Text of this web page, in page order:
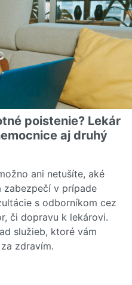
poistenie? Lekár
aj druhý
ani netušíte, aké
zabezpečí v prípade
s odborníkom cez
či dopravu k lekárovi.
služieb, ktoré vám
zdravím.